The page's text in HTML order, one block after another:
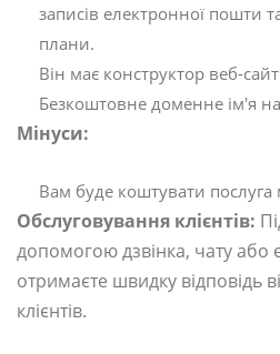
записів електронної пошти
плани.
Він має конструктор веб-
Безкоштовне доменне ім'я
Мінуси:
Вам буде коштувати послуга
Обслуговування клієнтів:
допомогою дзвінка, чату або
отримаєте швидку відповідь
клієнтів.